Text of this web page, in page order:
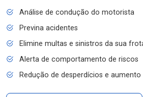
Análise de condução do motorista
Previna acidentes
Elimine multas e sinistros da sua
Alerta de comportamento de riscos
Redução de desperdícios e